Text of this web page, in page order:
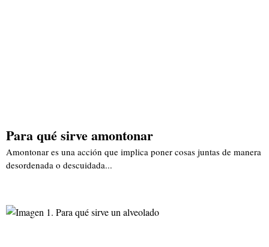
Para qué sirve amontonar
Amontonar es una acción que implica poner cosas juntas de manera
desordenada o descuidada...